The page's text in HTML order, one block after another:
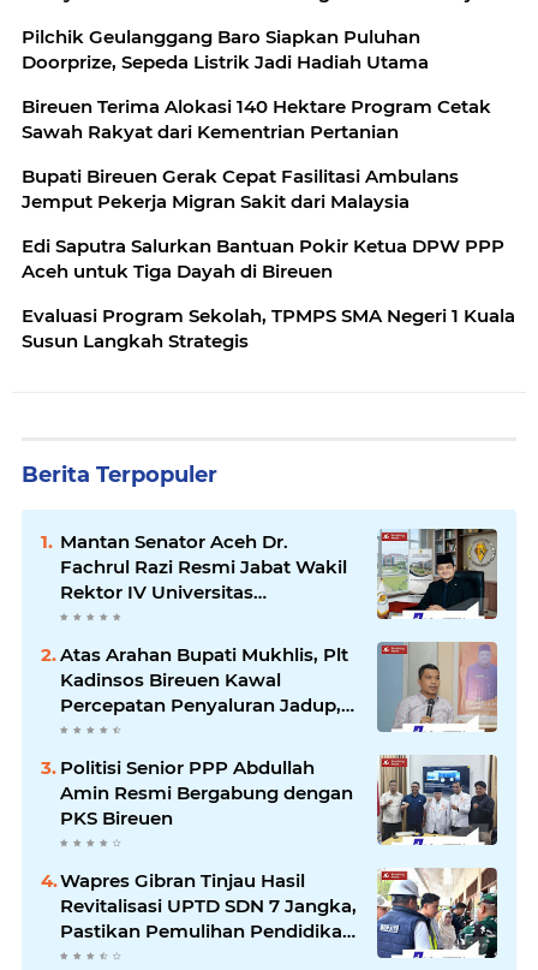
Pilchik Geulanggang Baro Siapkan Puluhan
Doorprize, Sepeda Listrik Jadi Hadiah Utama
Bireuen Terima Alokasi 140 Hektare Program Cetak
Sawah Rakyat dari Kementrian Pertanian
Bupati Bireuen Gerak Cepat Fasilitasi Ambulans
Jemput Pekerja Migran Sakit dari Malaysia
Edi Saputra Salurkan Bantuan Pokir Ketua DPW PPP
Aceh untuk Tiga Dayah di Bireuen
Evaluasi Program Sekolah, TPMPS SMA Negeri 1 Kuala
Susun Langkah Strategis
Berita Terpopuler
Mantan Senator Aceh Dr.
Fachrul Razi Resmi Jabat Wakil
Rektor IV Universitas
Kartamulia Purwakarta
Atas Arahan Bupati Mukhlis, Plt
Kadinsos Bireuen Kawal
Percepatan Penyaluran Jadup,
Intens Berkoordinasi dengan
Kemensos
Politisi Senior PPP Abdullah
Amin Resmi Bergabung dengan
PKS Bireuen
Wapres Gibran Tinjau Hasil
Revitalisasi UPTD SDN 7 Jangka,
Pastikan Pemulihan Pendidikan
Pascabencana Berjalan Optimal